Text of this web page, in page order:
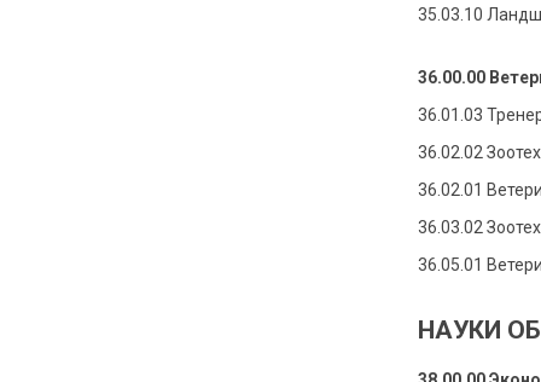
35.03.10
36.00.00
36.01.03
36.02.02
36.02.01
36.03.02
36.05.01
НАУКИ